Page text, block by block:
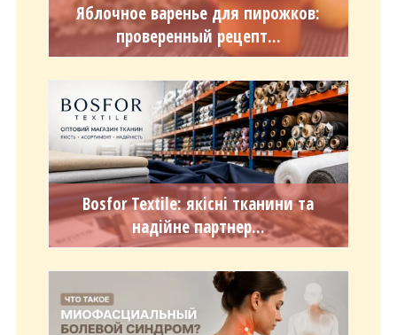
Яблочное варенье для пирожков:
проверенный рецепт...
Bosfor Textile: якісні тканини та
надійне партнер...